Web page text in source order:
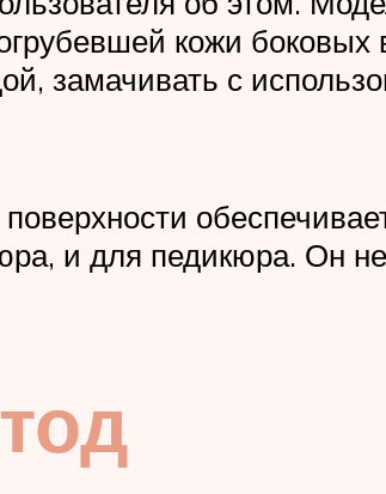
кожи
замачивать с
и для педикюра. Он